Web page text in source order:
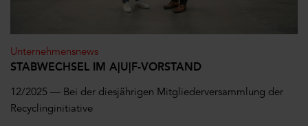
Unternehmensnews
STABWECHSEL IM A|U|F-VORSTAND
12/2025 — Bei der diesjährigen Mitgliederversammlung der
Recyclinginitiative